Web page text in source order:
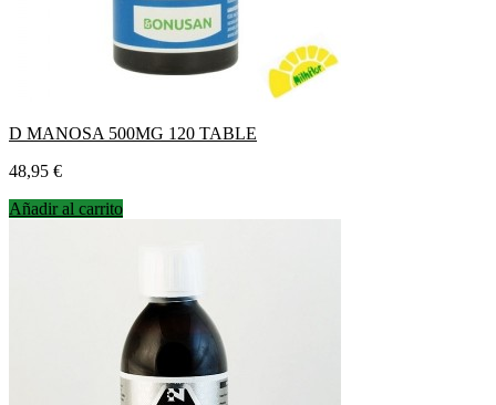
D MANOSA 500MG 120 TABLE
Precio
48,95 €
Añadir al carrito